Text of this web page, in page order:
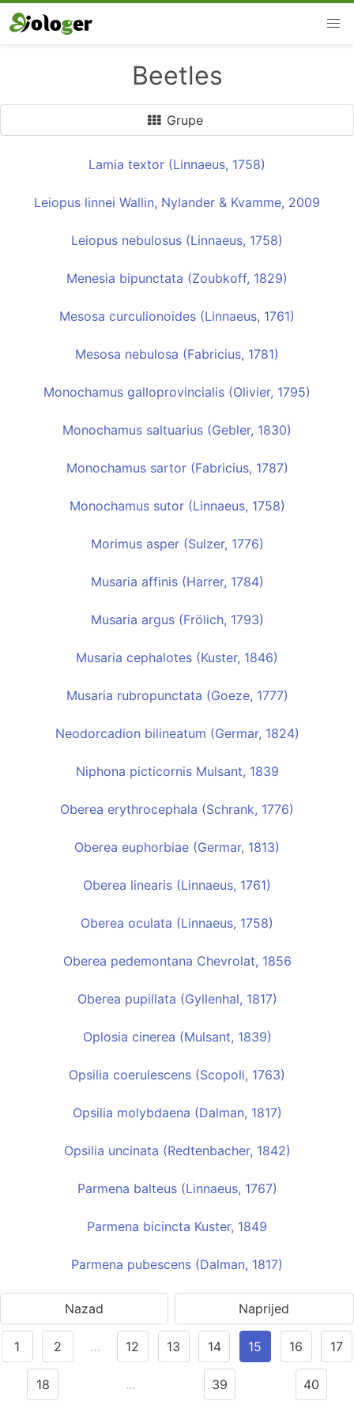
Beetles
Grupe
Lamia textor (Linnaeus, 1758)
Leiopus linnei Wallin, Nylander & Kvamme, 2009
Leiopus nebulosus (Linnaeus, 1758)
Menesia bipunctata (Zoubkoff, 1829)
Mesosa curculionoides (Linnaeus, 1761)
Mesosa nebulosa (Fabricius, 1781)
Monochamus galloprovincialis (Olivier, 1795)
Monochamus saltuarius (Gebler, 1830)
Monochamus sartor (Fabricius, 1787)
Monochamus sutor (Linnaeus, 1758)
Morimus asper (Sulzer, 1776)
Musaria affinis (Harrer, 1784)
Musaria argus (Frölich, 1793)
Musaria cephalotes (Kuster, 1846)
Musaria rubropunctata (Goeze, 1777)
Neodorcadion bilineatum (Germar, 1824)
Niphona picticornis Mulsant, 1839
Oberea erythrocephala (Schrank, 1776)
Oberea euphorbiae (Germar, 1813)
Oberea linearis (Linnaeus, 1761)
Oberea oculata (Linnaeus, 1758)
Oberea pedemontana Chevrolat, 1856
Oberea pupillata (Gyllenhal, 1817)
Oplosia cinerea (Mulsant, 1839)
Opsilia coerulescens (Scopoli, 1763)
Opsilia molybdaena (Dalman, 1817)
Opsilia uncinata (Redtenbacher, 1842)
Parmena balteus (Linnaeus, 1767)
Parmena bicincta Kuster, 1849
Parmena pubescens (Dalman, 1817)
Nazad Naprijed
1 2 … 12 13 14 15 16 17
18 … 39 40